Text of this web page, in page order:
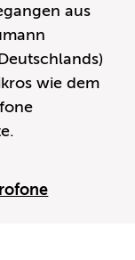
aus
wie dem